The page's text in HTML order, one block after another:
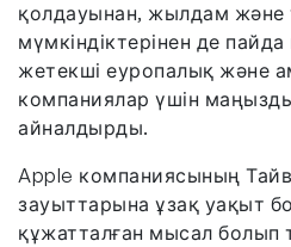
қолдауынан, жылдам және
мүмкіндіктерінен де
жетекші еуропалық және
компаниялар үшін
айналдырды.
Apple компаниясының
зауыттарына ұзақ уақыт
құжатталған мысал болып